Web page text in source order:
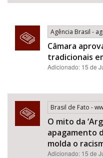
Agência Brasil -
Câmara
tradicionais
Adicionado: 15 de
Brasil de Fato -
O mito da
apagamento
molda o
Adicionado: 15 de